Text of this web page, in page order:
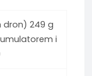
dron) 249 g
i